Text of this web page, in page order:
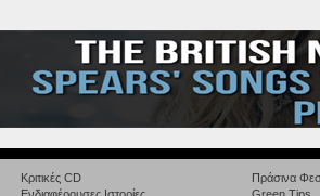
Κριτικές CD
Πράσινα